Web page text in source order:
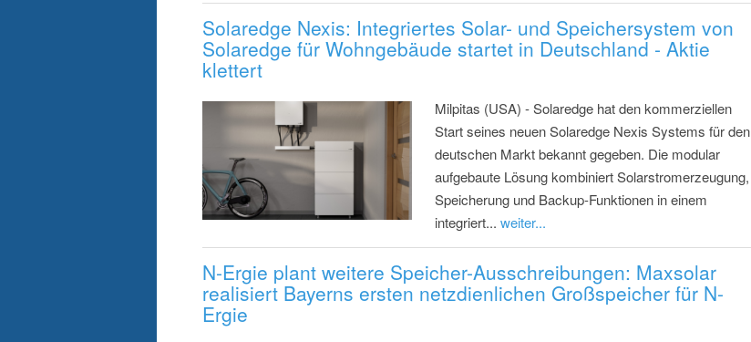
Solaredge Nexis: Integriertes Solar- und Speichersystem von
Solaredge für Wohngebäude startet in Deutschland - Aktie
klettert
Milpitas (USA) - Solaredge hat den kommerziellen
Start seines neuen Solaredge Nexis Systems für den
deutschen Markt bekannt gegeben. Die modular
aufgebaute Lösung kombiniert Solarstromerzeugung,
Speicherung und Backup-Funktionen in einem
integriert... weiter...
N-Ergie plant weitere Speicher-Ausschreibungen: Maxsolar
realisiert Bayerns ersten netzdienlichen Großspeicher für N-
Ergie